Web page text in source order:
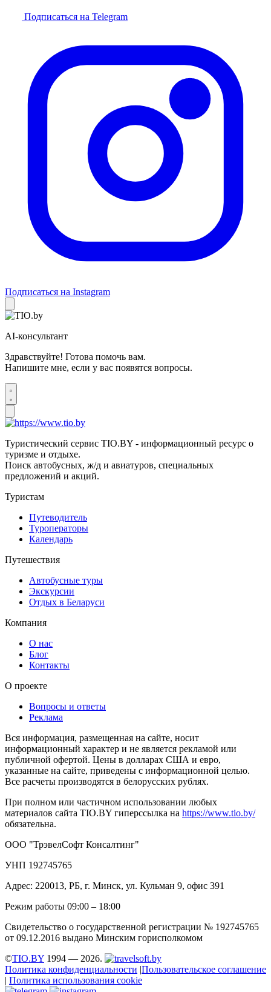
Подписаться на Telegram
Подписаться на Instagram
AI-консультант
Здравствуйте! Готова помочь вам.
Напишите мне, если у вас появятся вопросы.
Туристический сервис TIO.BY - информационный ресурс о
туризме и отдыхе.
Поиск автобусных, ж/д и авиатуров, специальных
предложений и акций.
Туристам
Путеводитель
Туроператоры
Календарь
Путешествия
Автобусные туры
Экскурсии
Отдых в Беларуси
Компания
О нас
Блог
Контакты
О проекте
Вопросы и ответы
Реклама
Вся информация, размещенная на сайте, носит
информационный характер и не является рекламой или
публичной офертой. Цены в долларах США и евро,
указанные на сайте, приведены с информационной целью.
Все расчеты производятся в белорусских рублях.
При полном или частичном использовании любых
материалов сайта TIO.BY гиперссылка на https://www.tio.by/
обязательна.
ООО "ТрэвелСофт Консалтинг"
УНП 192745765
Адрес: 220013, РБ, г. Минск, ул. Кульман 9, офис 391
Режим работы 09:00 – 18:00
Свидетельство о государственной регистрации № 192745765
от 09.12.2016 выдано Минским горисполкомом
©TIO.BY 1994 — 2026.
Политика конфиденциальности |Пользовательское соглашение
| Политика использования cookie